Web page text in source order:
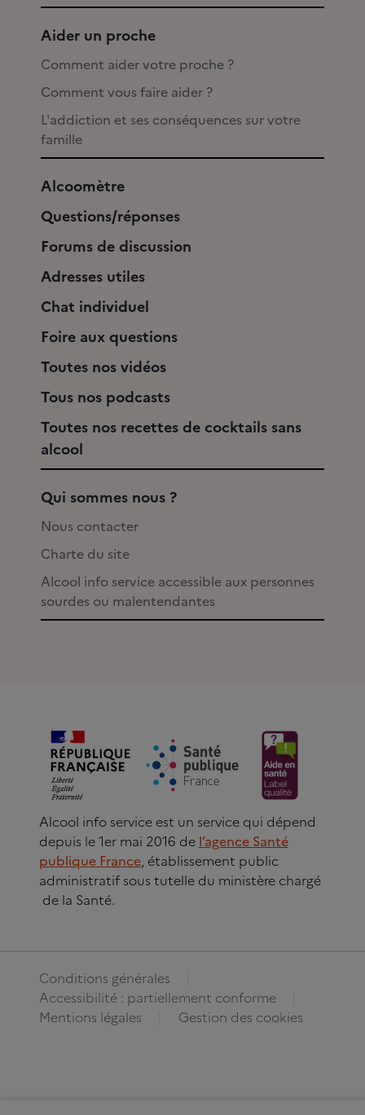
Aider un proche
Comment aider votre proche ?
Comment vous faire aider ?
L'addiction et ses conséquences sur votre
famille
Alcoomètre
Questions/réponses
Forums de discussion
Adresses utiles
Chat individuel
Foire aux questions
Toutes nos vidéos
Tous nos podcasts
Toutes nos recettes de cocktails sans
alcool
Qui sommes nous ?
Nous contacter
Charte du site
Alcool info service accessible aux personnes
sourdes ou malentendantes
Alcool info service est un service qui dépend
depuis le 1er mai 2016 de l’agence Santé
publique France, établissement public
administratif sous tutelle du ministère chargé
de la Santé.
Conditions générales
Accessibilité : partiellement conforme
Mentions légales
Gestion des cookies